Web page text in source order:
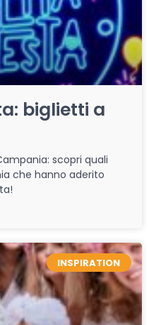
biglietti a
scopri quali
che hanno aderito
INSPIRATION